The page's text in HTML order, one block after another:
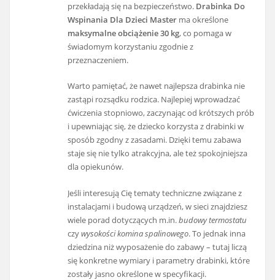
przekładają się na bezpieczeństwo. Drabinka Do
Wspinania Dla Dzieci Master ma określone
maksymalne obciążenie 30 kg, co pomaga w
świadomym korzystaniu zgodnie z
przeznaczeniem.
Warto pamiętać, że nawet najlepsza drabinka nie
zastąpi rozsądku rodzica. Najlepiej wprowadzać
ćwiczenia stopniowo, zaczynając od krótszych prób
i upewniając się, że dziecko korzysta z drabinki w
sposób zgodny z zasadami. Dzięki temu zabawa
staje się nie tylko atrakcyjna, ale też spokojniejsza
dla opiekunów.
Jeśli interesują Cię tematy techniczne związane z
instalacjami i budową urządzeń, w sieci znajdziesz
wiele porad dotyczących m.in.budowy termostatu
czywysokości komina spalinowego. To jednak inna
dziedzina niż wyposażenie do zabawy – tutaj liczą
się konkretne wymiary i parametry drabinki, które
zostały jasno określone w specyfikacji.